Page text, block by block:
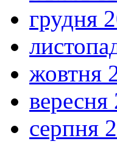
грудня
жовтня
серпня